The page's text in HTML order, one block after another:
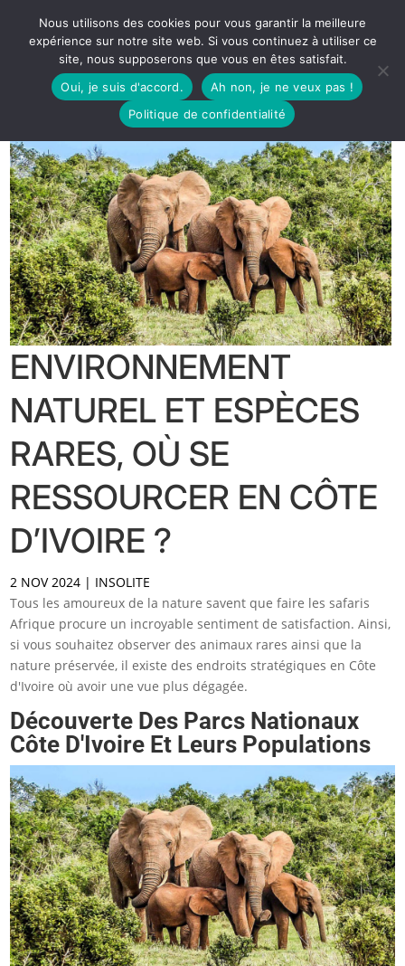
ENVIRONNEMENT
NATUREL ET ESPÈCES
RARES, OÙ SE
RESSOURCER EN CÔTE
D’IVOIRE ?
2 NOV 2024 | INSOLITE
Tous les amoureux de la nature savent que faire les safaris
Afrique procure un incroyable sentiment de satisfaction. Ainsi,
si vous souhaitez observer des animaux rares ainsi que la
nature préservée, il existe des endroits stratégiques en Côte
d'Ivoire où avoir une vue plus dégagée.
Découverte Des Parcs Nationaux
Côte D'Ivoire Et Leurs Populations
Nous utilisons des cookies pour vous garantir la meilleure
expérience sur notre site web. Si vous continuez à utiliser ce
site, nous supposerons que vous en êtes satisfait.
Oui, je suis d'accord.
Ah non, je ne veux pas !
Politique de confidentialité